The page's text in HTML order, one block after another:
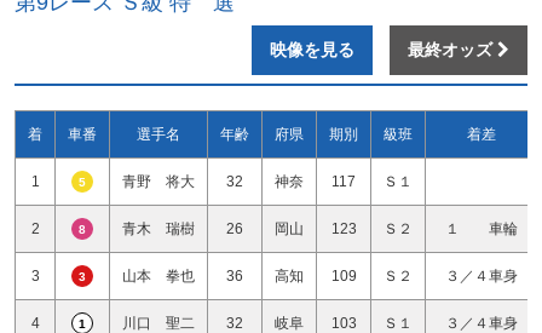
映像を見る 最終オッズ
着 車番 選手名 年齢 府県 期別 級班 着差
1 5 青野 将大 32 神奈 117 Ｓ１
2 8 青木 瑞樹 26 岡山 123 Ｓ２ １ 車輪
3 3 山本 拳也 36 高知 109 Ｓ２ ３／４車身
4 1 川口 聖二 32 岐阜 103 Ｓ１ ３／４車身